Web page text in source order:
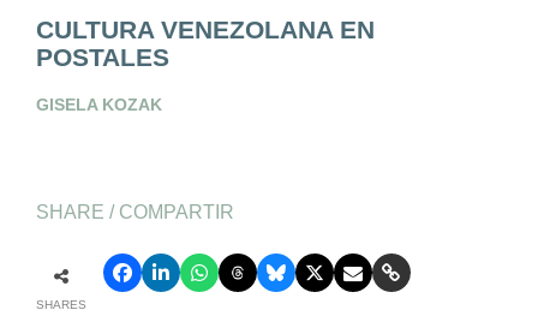
CULTURA VENEZOLANA EN
POSTALES
GISELA KOZAK
SHARE / COMPARTIR
SHARES